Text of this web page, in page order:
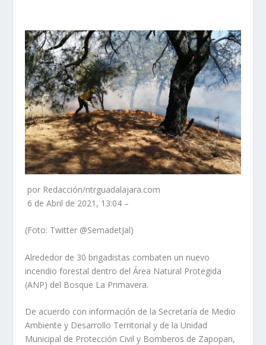
por Redacción/ntrguadalajara.com
6 de Abril de 2021, 13:04 –
(Foto: Twitter @SemadetJal)
Alrededor de 30 brigadistas combaten un nuevo
incendio forestal dentro del Área Natural Protegida
(ANP) del Bosque La Primavera.
De acuerdo con información de la Secretaría de Medio
Ambiente y Desarrollo Territorial y de la Unidad
Municipal de Protección Civil y Bomberos de Zapopan,